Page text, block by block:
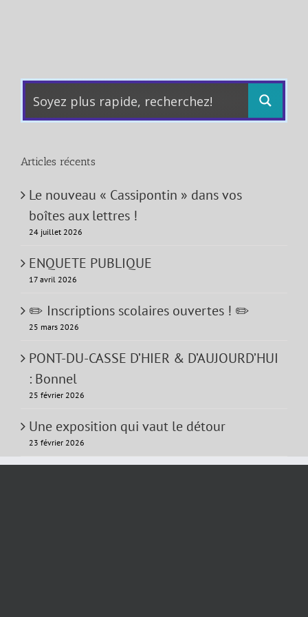
Articles récents
Le nouveau « Cassipontin » dans vos
boîtes aux lettres !
24 juillet 2026
ENQUETE PUBLIQUE
17 avril 2026
✏️ Inscriptions scolaires ouvertes ! ✏️
25 mars 2026
PONT-DU-CASSE D’HIER & D’AUJOURD’HUI
: Bonnel
25 février 2026
Une exposition qui vaut le détour
23 février 2026